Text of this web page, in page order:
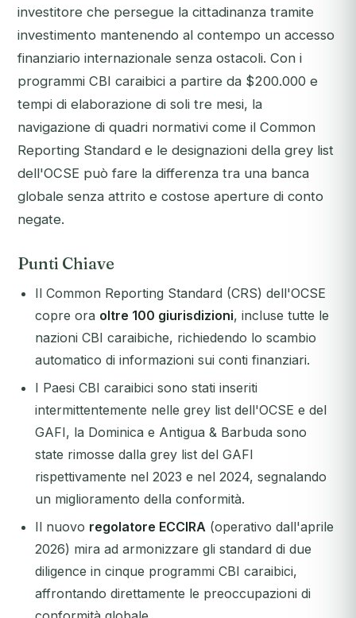
investitore che persegue la cittadinanza tramite
investimento mantenendo al contempo un accesso
finanziario internazionale senza ostacoli. Con i
programmi CBI caraibici a partire da $200.000 e
tempi di elaborazione di soli tre mesi, la
navigazione di quadri normativi come il Common
Reporting Standard e le designazioni della grey list
dell'OCSE può fare la differenza tra una banca
globale senza attrito e costose aperture di conto
negate.
Punti Chiave
Il Common Reporting Standard (CRS) dell'OCSE
copre ora oltre 100 giurisdizioni, incluse tutte le
nazioni CBI caraibiche, richiedendo lo scambio
automatico di informazioni sui conti finanziari.
I Paesi CBI caraibici sono stati inseriti
intermittentemente nelle grey list dell'OCSE e del
GAFI, la Dominica e Antigua & Barbuda sono
state rimosse dalla grey list del GAFI
rispettivamente nel 2023 e nel 2024, segnalando
un miglioramento della conformità.
Il nuovo regolatore ECCIRA (operativo dall'aprile
2026) mira ad armonizzare gli standard di due
diligence in cinque programmi CBI caraibici,
affrontando direttamente le preoccupazioni di